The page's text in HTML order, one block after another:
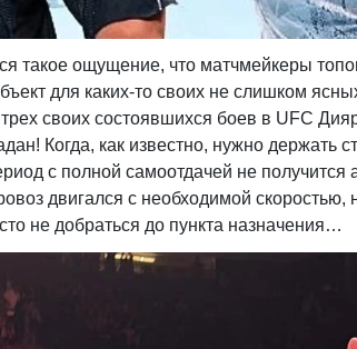
такое ощущение, что матчмейкеры
для каких-то своих не слишком
своих состоявшихся боев в UFC
Когда, как известно, нужно держать
с полной самоотдачей не получится
двигался с необходимой скоростью,
не добраться до пункта назначения…